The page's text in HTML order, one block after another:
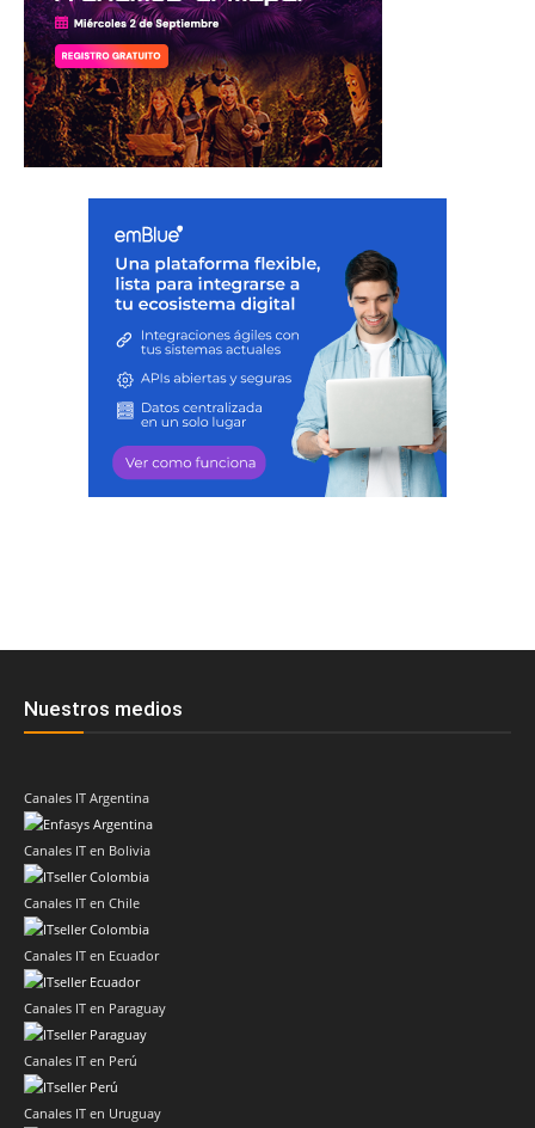
Nuestros medios
Canales IT Argentina
Canales IT en Bolivia
Canales IT en Chile
Canales IT en Ecuador
Canales IT en Paraguay
Canales IT en Perú
Canales IT en Uruguay